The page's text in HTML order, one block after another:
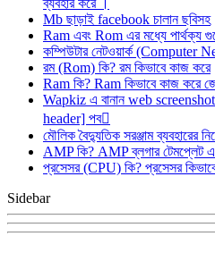
ব্যবহার করে ।
Mb ছাড়াই facebook চালান ছবিসহ
Ram এবং Rom এর মধ্যে পার্থক্য
কম্পিউটার নেটওয়ার্ক (Computer
রম (Rom) কি? রম কিভাবে কাজ করে
Ram কি? Ram কিভাবে কাজ করে
Wapkiz এ বানান web
header] পব
মৌলিক বৈদ্যুতিক সরঞ্জাম ব্যবহারের
AMP কি? AMP ব্লগার টেমপ্লেট
প্রসেসর (CPU) কি? প্রসেসর
Sidebar